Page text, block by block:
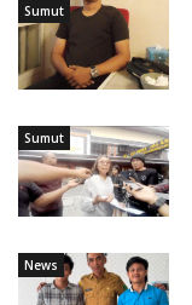
Sumut
Sumut
News